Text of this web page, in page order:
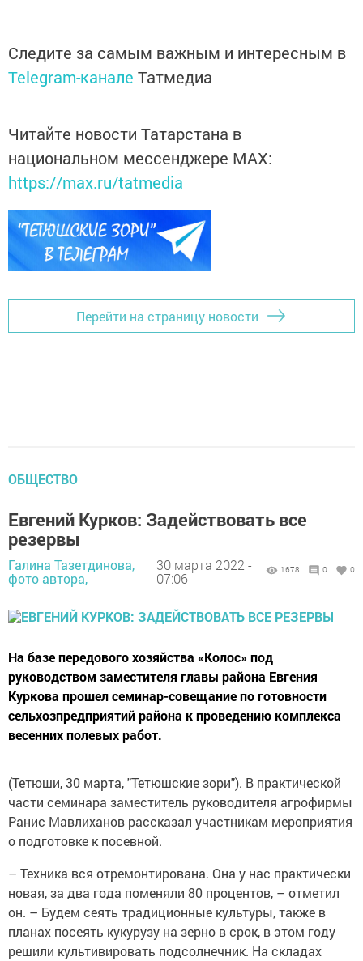
Следите за самым важным и интересным в
Telegram-канале Татмедиа
Читайте новости Татарстана в
национальном мессенджере MАХ:
https://max.ru/tatmedia
Перейти на страницу новости
ОБЩЕСТВО
Евгений Курков: Задействовать все
резервы
Галина Тазетдинова,
фото автора,
30 марта 2022 -
07:06
1678 0 0
На базе передового хозяйства «Колос» под
руководством заместителя главы района Евгения
Куркова прошел семинар-совещание по готовности
сельхозпредприя­тий района к проведению комплекса
весенних ­полевых работ.
(Тетюши, 30 марта, "Тетюшские зори"). В практической
части семинара заместитель руководителя агрофирмы
Ранис Мавлиханов рассказал участникам мероприятия
о подготовке к посевной.
– Техника вся отремонтирована. Она у нас практически
новая, за два года поменяли 80 процентов, – отметил
он. – Будем сеять традиционные культуры, также в
планах посеять кукурузу на зерно в срок, в этом году
решили культивировать подсолнечник. На складах